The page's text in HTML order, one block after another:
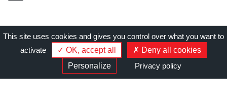
Gérer les cookies|Création Agence web Cyberiance
This site uses cookies and gives you control over what you want to
activate
OK, accept all
Deny all cookies
Personalize
Privacy policy